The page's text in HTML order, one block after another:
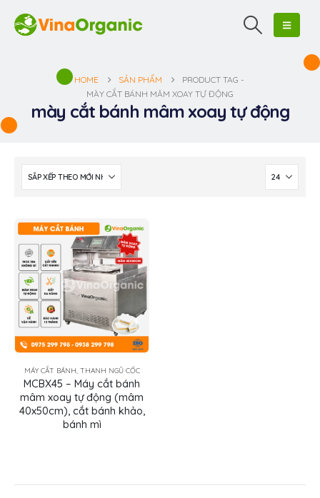
HOME SẢN PHẨM
PRODUCT TAG -
MÀY CẮT BÁNH MÂM XOAY TỰ ĐỘNG
mày cắt bánh mâm xoay tự động
MÁY CẮT BÁNH, THANH NGŨ CỐC
MCBX45 – Máy cắt bánh
mâm xoay tự động (mâm
40x50cm), cắt bánh khảo,
bánh mì